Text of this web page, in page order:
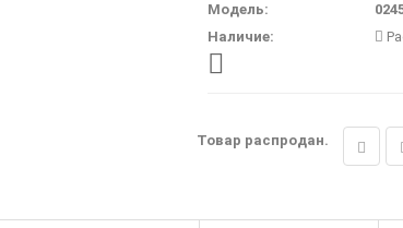
Модель:
Наличие:
Товар распродан.